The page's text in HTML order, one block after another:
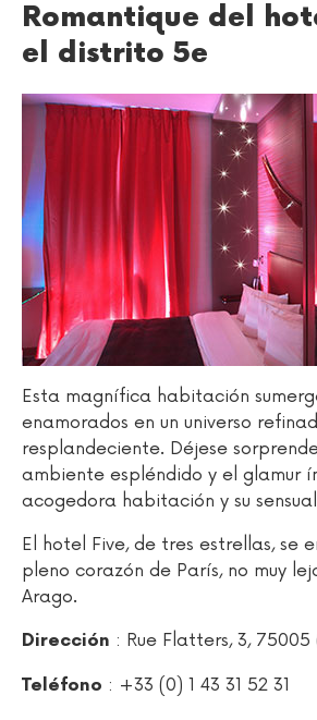
Romantique del
el distrito 5e
Esta magnífica habitación
enamorados en un universo
resplandeciente. Déjese
ambiente espléndido y el glamur
acogedora habitación y su
El hotel Five, de tres estrellas, se
pleno corazón de París, no muy
Arago.
Dirección : Rue Flatters, 3, 75005
Teléfono : +33 (0) 1 43 31 52 31